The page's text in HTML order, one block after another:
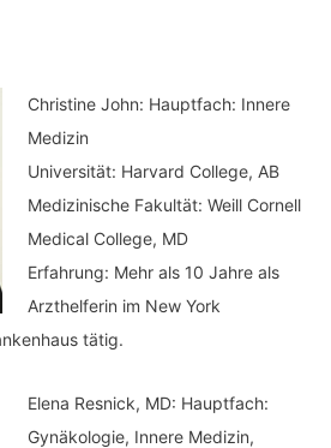
Christine John: Hauptfach: Innere
Medizin
Universität: Harvard College, AB
Medizinische Fakultät: Weill Cornell
Medical College, MD
Erfahrung: Mehr als 10 Jahre als
Arzthelferin im New York
tätig.
Elena Resnick, MD: Hauptfach:
Gynäkologie, Innere Medizin,